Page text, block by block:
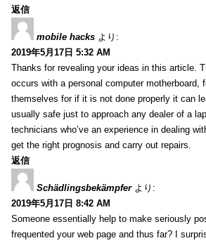
返信
mobile hacks より:
2019年5月17日 5:32 AM
Thanks for revealing your ideas in this article.
occurs with a personal computer
themselves for if it is not done properly it can
usually safe just to approach any dealer of a
technicians who’ve an experience in dealing
get the right prognosis and carry out repairs.
返信
Schädlingsbekämpfer より:
2019年5月17日 8:42 AM
Someone essentially help to make seriously
frequented your web page and thus far? I